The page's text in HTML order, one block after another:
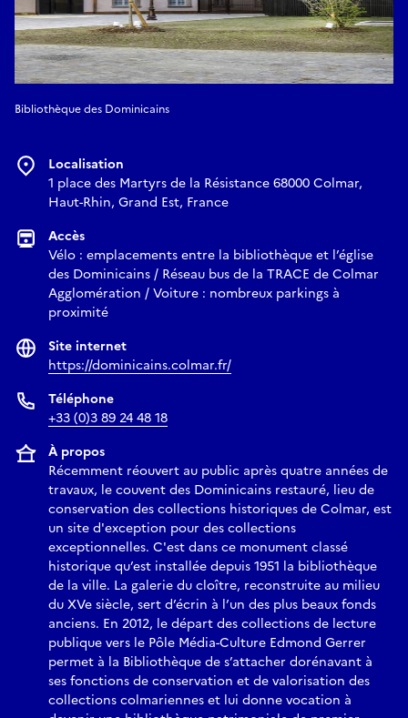
Bibliothèque des Dominicains
Localisation
1 place des Martyrs de la Résistance 68000 Colmar,
Haut-Rhin, Grand Est, France
Accès
Vélo : emplacements entre la bibliothèque et l’église
des Dominicains / Réseau bus de la TRACE de Colmar
Agglomération / Voiture : nombreux parkings à
proximité
Site internet
https://dominicains.colmar.fr/
Téléphone
+33 (0)3 89 24 48 18
À propos
Récemment réouvert au public après quatre années de
travaux, le couvent des Dominicains restauré, lieu de
conservation des collections historiques de Colmar, est
un site d'exception pour des collections
exceptionnelles. C'est dans ce monument classé
historique qu’est installée depuis 1951 la bibliothèque
de la ville. La galerie du cloître, reconstruite au milieu
du XVe siècle, sert d’écrin à l’un des plus beaux fonds
anciens. En 2012, le départ des collections de lecture
publique vers le Pôle Média-Culture Edmond Gerrer
permet à la Bibliothèque de s’attacher dorénavant à
ses fonctions de conservation et de valorisation des
collections colmariennes et lui donne vocation à